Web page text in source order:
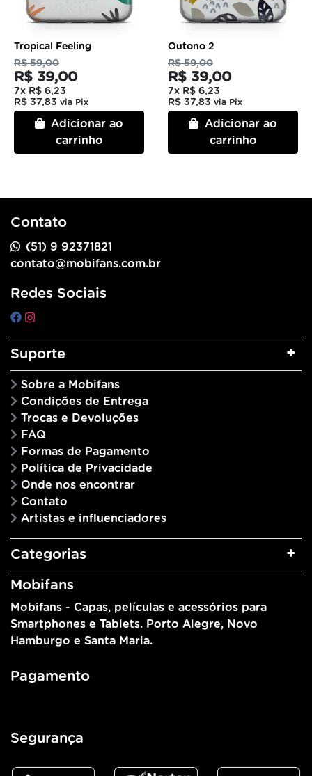
Tropical Feeling
R$ 59,00
R$ 39,00
7x R$ 6,23
R$ 37,83 via Pix
Adicionar ao
carrinho
Outono 2
R$ 59,00
R$ 39,00
7x R$ 6,23
R$ 37,83 via Pix
Adicionar ao
carrinho
Contato
(51) 9 92371821
contato@mobifans.com.br
Redes Sociais
Suporte
Sobre a Mobifans
Condições de Entrega
Trocas e Devoluções
FAQ
Formas de Pagamento
Política de Privacidade
Onde nos encontrar
Contato
Artistas e influenciadores
Categorias
Mobifans
Mobifans - Capas, películas e acessórios para
Smartphones e Tablets. Porto Alegre, Novo
Hamburgo e Santa Maria.
Pagamento
Segurança